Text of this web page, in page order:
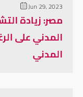
Jun 29, 2023
مصر: زيادة
المدني على
المدني